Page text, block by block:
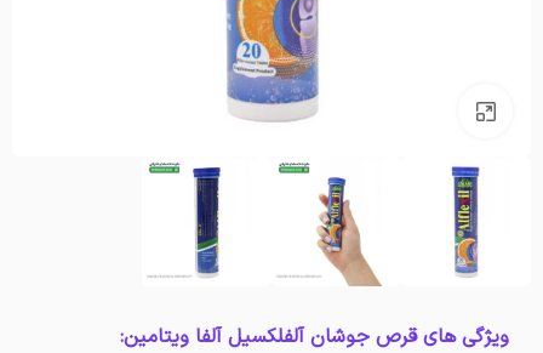
ویژگی های قرص جوشان آلفلکسیل آلفا ویتامین: